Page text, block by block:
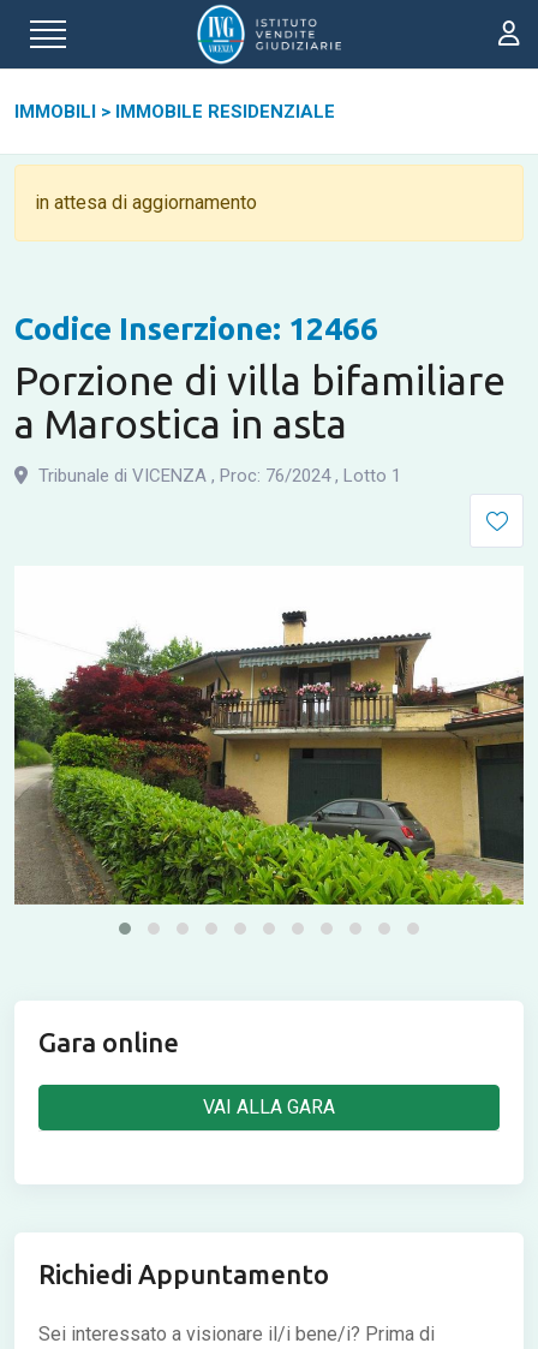
IMMOBILI > IMMOBILE RESIDENZIALE
in attesa di aggiornamento
Codice Inserzione: 12466
Porzione di villa bifamiliare
a Marostica in asta
Tribunale di VICENZA , Proc: 76/2024, Lotto 1
Gara online
VAI ALLA GARA
Richiedi Appuntamento
Sei interessato a visionare il/i bene/i? Prima di